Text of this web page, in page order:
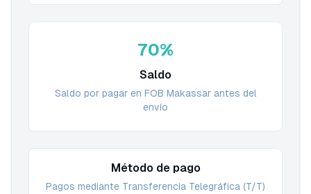
70%
Saldo
Saldo por pagar en FOB Makassar antes del
envío
Método de pago
Pagos mediante Transferencia Telegráfica (T/T)